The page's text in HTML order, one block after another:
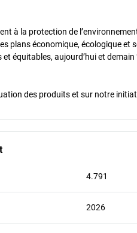
à la protection de
plans économique, écologique
équitables, aujourd’hui et
des produits et sur notre
4.791
2026